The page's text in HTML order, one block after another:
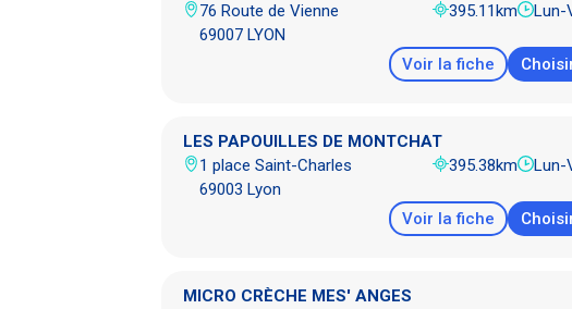
76 Route de Vienne
69007 LYON
395.11km Lun-
Voir la fiche
LES PAPOUILLES DE MONTCHAT
1 place Saint-Charles
69003 Lyon
395.38km Lun-
Voir la fiche
MICRO CRÈCHE MES' ANGES